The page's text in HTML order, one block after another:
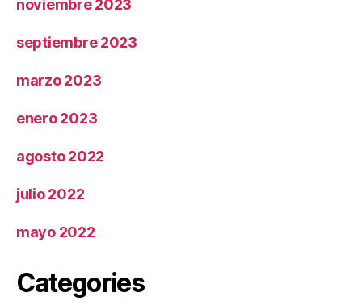
noviembre 2023
septiembre 2023
marzo 2023
enero 2023
agosto 2022
julio 2022
mayo 2022
Categories